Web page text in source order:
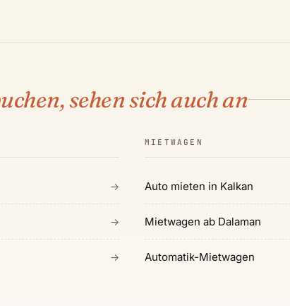
sehen sich auch an
→
→
→
MIETWAGEN
Auto mieten in Kalkan
Mietwagen ab Dalaman
Automatik-Mietwagen